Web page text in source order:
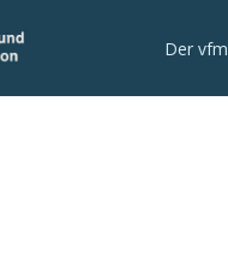
Der vfm